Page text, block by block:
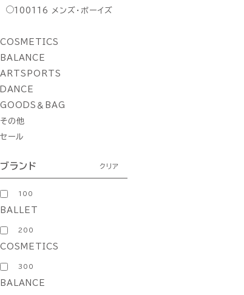
100116
メンズ・ボーイズ
COSMETICS
BALANCE
ARTSPORTS
DANCE
GOODS＆BAG
その他
セール
ブランド クリア
100
BALLET
200
COSMETICS
300
BALANCE